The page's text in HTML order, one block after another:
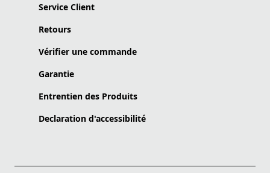
Service Client
Retours
Vérifier une commande
Garantie
Entrentien des Produits
Declaration d'accessibilité